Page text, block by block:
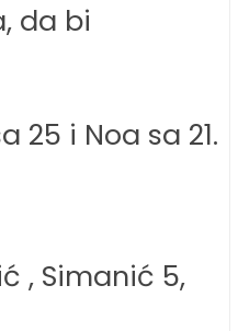
da bi
25 i Noa sa 21.
, Simanić 5,